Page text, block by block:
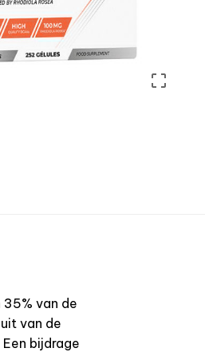

van de
van de
bijdrage